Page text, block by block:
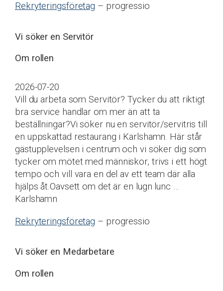
Rekryteringsföretag – progressio
Vi söker en Servitör
Om rollen
2026-07-20
Vill du arbeta som Servitör? Tycker du att riktigt
bra service handlar om mer än att ta
beställningar?Vi söker nu en servitör/servitris till
en uppskattad restaurang i Karlshamn. Här står
gästupplevelsen i centrum och vi söker dig som
tycker om mötet med människor, trivs i ett högt
tempo och vill vara en del av ett team där alla
hjälps åt.Oavsett om det är en lugn lunc …
Karlshamn
Rekryteringsföretag – progressio
Vi söker en Medarbetare
Om rollen